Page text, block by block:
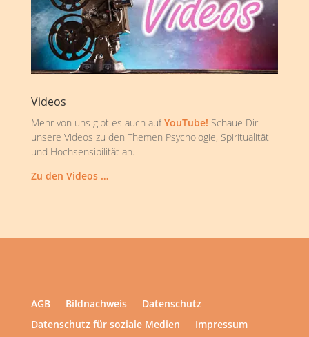
Videos
Mehr von uns gibt es auch aufYouTube! Schaue Dir
unsere Videos zu den Themen Psychologie, Spiritualität
und Hochsensibilität an.
Zu den Videos …
AGB Bildnachweis
Datenschutz
Datenschutz für soziale Medien
Impressum